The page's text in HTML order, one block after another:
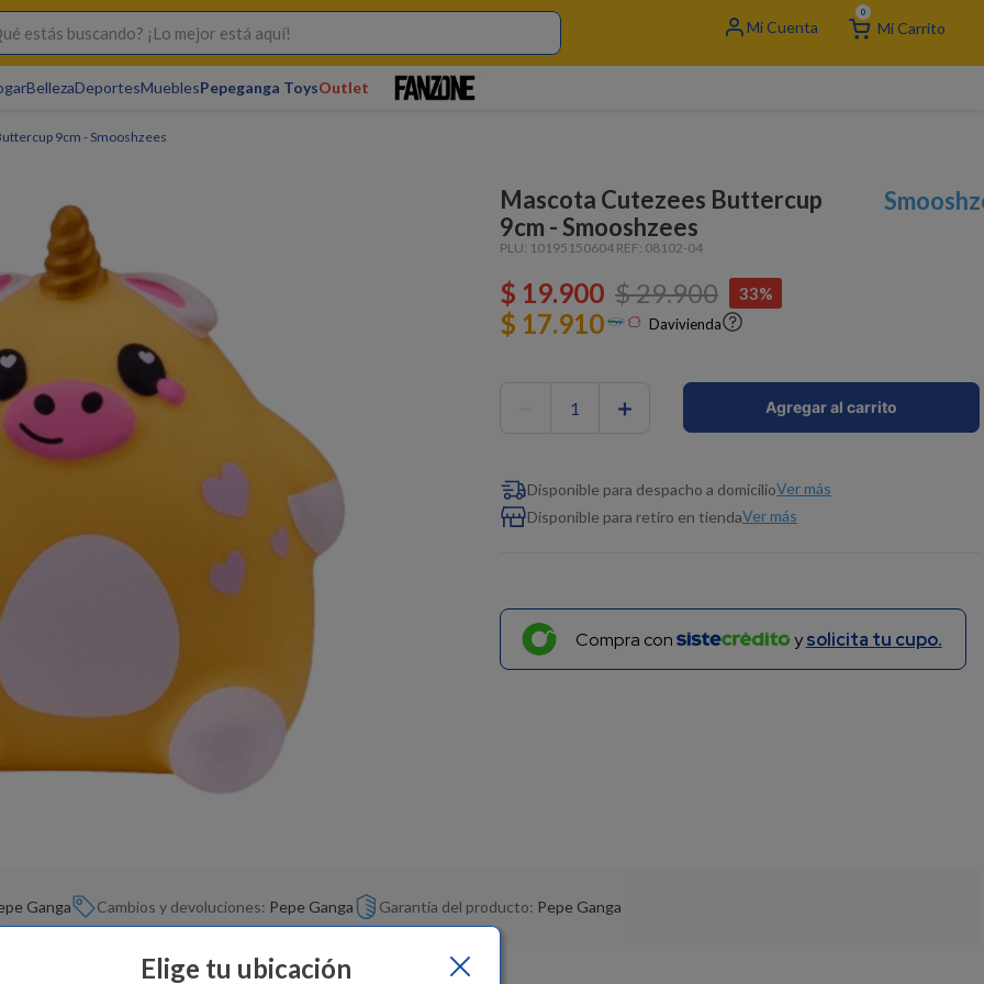
buscando? ¡Lo mejor está aquí! 0
BellezaDeportesMueblesPepeganga ToysOutlet
Elige tu ubicación
9cm - Smooshzees
Mascota Cutezees Buttercup
9cm - Smooshzees
PLU: 10195150604 REF: 08102-04
$ 19.900 $29.900 33%
$ 17.910 Davivienda
＋ Agregar al carrito
Disponible para despacho a domicilioVer más
Disponible para retiro en tiendaVer más
Compra con ysolicita tu cupo.
Ganga Cambios y devoluciones: Pepe Ganga Garantía del producto: Pepe Ganga